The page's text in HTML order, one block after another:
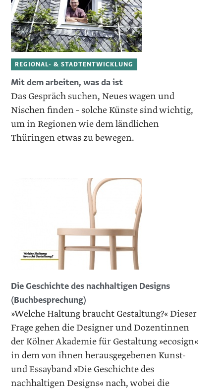
REGIONAL- & STADTENTWICKLUNG
Mit dem arbeiten, was da ist
Das Gespräch suchen, Neues wagen und
Nischen finden – solche Künste sind wichtig,
um in Regionen wie dem ländlichen
Thüringen etwas zu bewegen.
Die Geschichte des ­nachhaltigen Designs
(Buchbesprechung)
»Welche Haltung braucht Gestaltung?« Dieser
Frage gehen die Designer und Dozentinnen
der Kölner Akademie für Gestaltung »ecosign«
in dem von ihnen herausgegebenen Kunst-
und Essayband »Die Geschichte des
nachhaltigen Designs« nach, wobei die